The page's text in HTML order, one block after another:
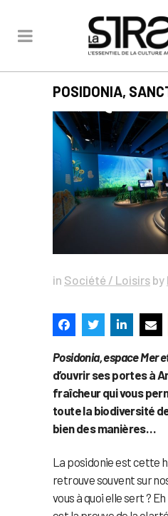
POSIDONIA,
in Société / Loisirs by
Posidonia, espace Mer
d’ouvrir ses portes à
fraîcheur qui vous
toute la biodiversité
bien des manières…
La posidonie est cette
retrouve souvent sur
vous à quoi elle sert ?